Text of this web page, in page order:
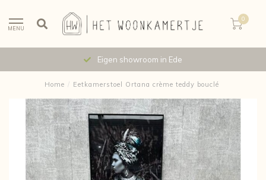
MENU
0
Eigen showroom in Ede
Home / Eetkamerstoel Ortana crème teddy bouclé